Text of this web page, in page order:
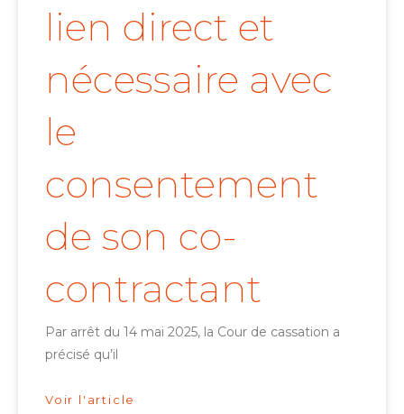
lien direct et
nécessaire avec
le
consentement
de son co-
contractant
Par arrêt du 14 mai 2025, la Cour de cassation a
précisé qu’il
Voir l'article